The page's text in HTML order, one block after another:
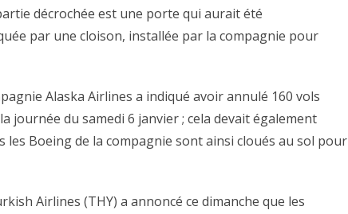
décrochée est une porte qui aurait été
par une cloison, installée par la compagnie pour
Alaska Airlines a indiqué avoir annulé 160 vols
journée du samedi 6 janvier ; cela devait également
les Boeing de la compagnie sont ainsi cloués au sol pour
Airlines (THY) a annoncé ce dimanche que les